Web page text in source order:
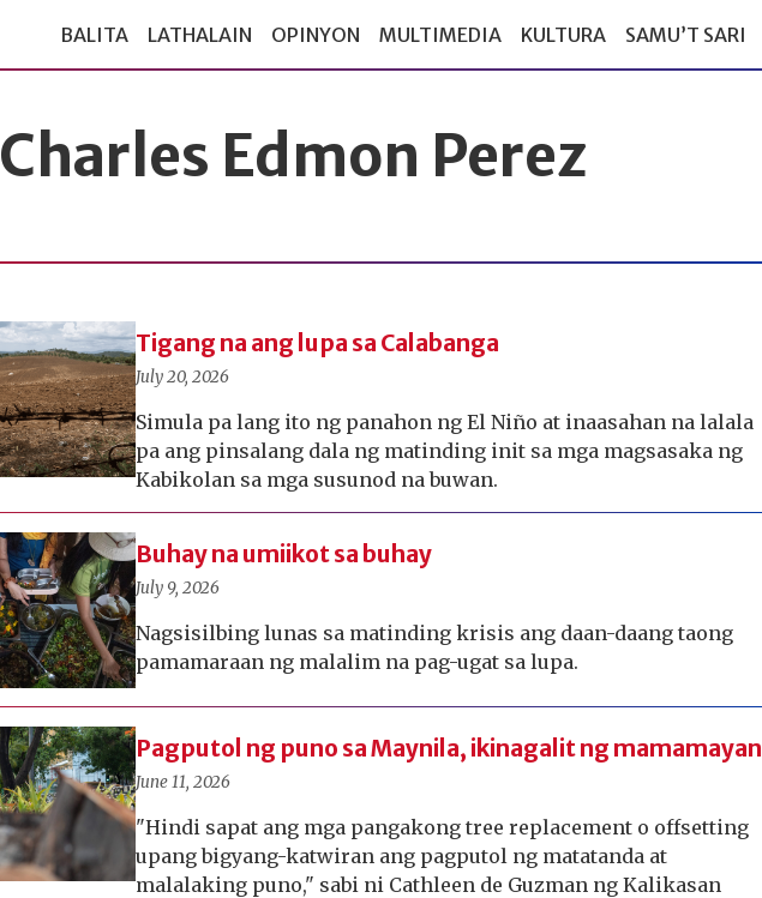
BALITA LATHALAIN OPINYON MULTIMEDIA KULTURA SAMU’T SARI
Charles Edmon Perez
Tigang na ang lupa sa Calabanga
July 20, 2026
Simula pa lang ito ng panahon ng El Niño at inaasahan na lalala
pa ang pinsalang dala ng matinding init sa mga magsasaka ng
Kabikolan sa mga susunod na buwan.
Buhay na umiikot sa buhay
July 9, 2026
Nagsisilbing lunas sa matinding krisis ang daan-daang taong
pamamaraan ng malalim na pag-ugat sa lupa.
Pagputol ng puno sa Maynila, ikinagalit ng mamamayan
June 11, 2026
"Hindi sapat ang mga pangakong tree replacement o offsetting
upang bigyang-katwiran ang pagputol ng matatanda at
malalaking puno," sabi ni Cathleen de Guzman ng Kalikasan